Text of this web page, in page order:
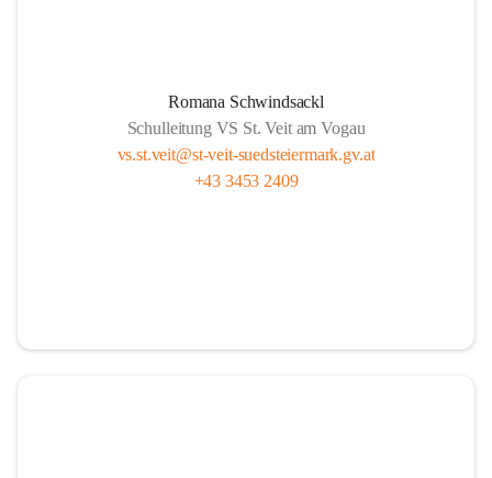
Romana Schwindsackl
Schulleitung VS St. Veit am Vogau
vs.st.veit@st-veit-suedsteiermark.gv.at
+43 3453 2409